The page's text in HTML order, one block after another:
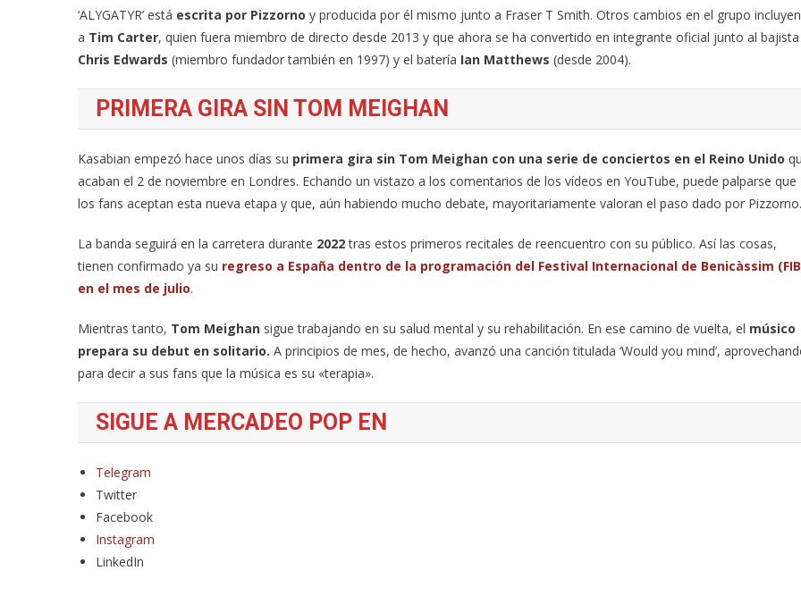
‘ALYGATYR’ está escrita por Pizzorno y producida por él mismo junto a Fraser T Smith. Otros cambios en el grupo incluyen
a Tim Carter, quien fuera miembro de directo desde 2013 y que ahora se ha convertido en integrante oficial junto al bajista
Chris Edwards (miembro fundador también en 1997) y el batería Ian Matthews (desde 2004).
PRIMERA GIRA SIN TOM MEIGHAN
Kasabian empezó hace unos días su primera gira sin Tom Meighan con una serie de conciertos en el Reino Unido
acaban el 2 de noviembre en Londres. Echando un vistazo a los comentarios de los vídeos en YouTube, puede palparse que
los fans aceptan esta nueva etapa y que, aún habiendo mucho debate, mayoritariamente valoran el paso dado por Pizzorno.
La banda seguirá en la carretera durante 2022tras estos primeros recitales de reencuentro con su público. Así las cosas,
tienen confirmado ya su regreso a España dentro de la programación del Festival Internacional de Benicàssim
en el mes de julio.
Mientras tanto, Tom Meighan sigue trabajando en su salud mental y su rehabilitación. En ese camino de vuelta, el músico
prepara su debut en solitario. A principios de mes, de hecho, avanzó una canción titulada ‘Would you mind’,
para decir a sus fans que la música es su «terapia».
SIGUE A MERCADEO POP EN
Telegram
Twitter
Facebook
Instagram
LinkedIn